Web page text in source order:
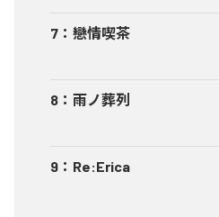
7 ： 戀情喫茶
8 ： 雨ノ葬列
9 ： Re:Erica